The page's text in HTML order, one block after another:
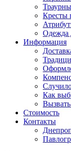
Кресты
Одежда
Информация
Как
Стоимость
Контакты